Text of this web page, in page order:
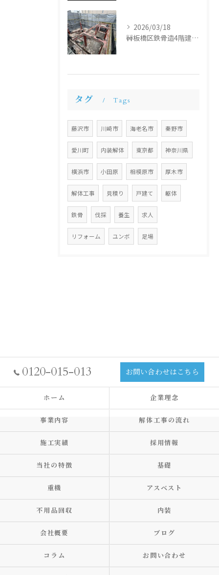
2026/03/18
🚧板橋区鉄骨造4階建て解体工事🚧
タグ Tags
藤沢市 川崎市 海老名市 秦野市
愛川町 内装解体 東京都 神奈川県
横浜市 小田原 相模原市 厚木市
解体工事 見積り 戸建て 躯体
鉄骨 伐採 養生 求人
リフォーム ユンボ 足場
0120-015-013 お問い合わせはこちら
ホーム 企業理念
事業内容 解体工事の流れ
施工実績 採用情報
当社の特徴 基礎
重機 アスベスト
不用品回収 内装
会社概要 ブログ
コラム お問い合わせ